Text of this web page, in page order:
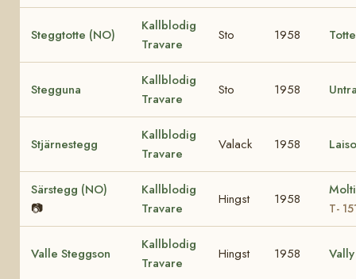
Steggtotte (NO)
Kallblodig
Travare
Sto 1958
Stegguna
Kallblodig
Travare
Sto 1958
Stjärnestegg
Kallblodig
Travare
Valack 1958
Särstegg (NO)
📷
Kallblodig
Travare
Hingst 1958
T-
Valle Steggson
Kallblodig
Travare
Hingst 1958 Vally